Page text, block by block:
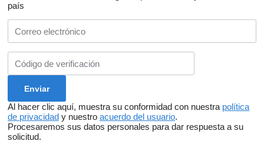
país
Al hacer clic aquí, muestra su conformidad con nuestra política
de privacidad y nuestro acuerdo del usuario.
Procesaremos sus datos personales para dar respuesta a su
solicitud.